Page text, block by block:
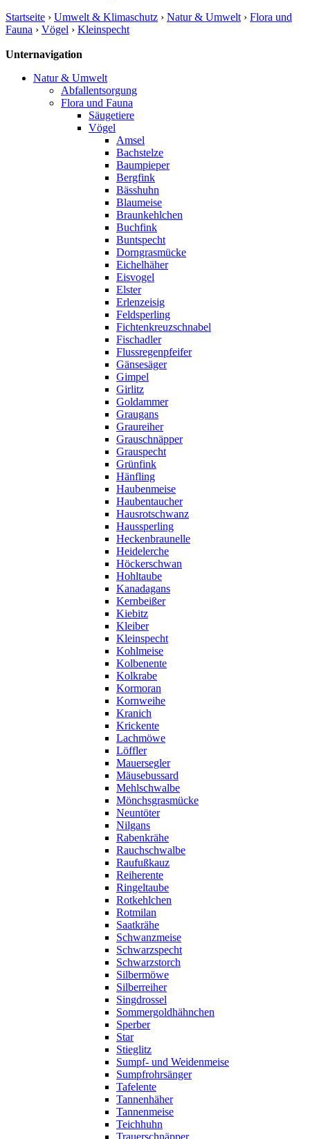
Startseite › Umwelt & Klimaschutz › Natur & Umwelt › Flora und
Fauna › Vögel › Kleinspecht
Unternavigation
Natur & Umwelt
Abfallentsorgung
Flora und Fauna
Säugetiere
Vögel
Amsel
Bachstelze
Baumpieper
Bergfink
Bässhuhn
Blaumeise
Braunkehlchen
Buchfink
Buntspecht
Dorngrasmücke
Eichelhäher
Eisvogel
Elster
Erlenzeisig
Feldsperling
Fichtenkreuzschnabel
Fischadler
Flussregenpfeifer
Gänsesäger
Gimpel
Girlitz
Goldammer
Graugans
Graureiher
Grauschnäpper
Grauspecht
Grünfink
Hänfling
Haubenmeise
Haubentaucher
Hausrotschwanz
Haussperling
Heckenbraunelle
Heidelerche
Höckerschwan
Hohltaube
Kanadagans
Kernbeißer
Kiebitz
Kleiber
Kleinspecht
Kohlmeise
Kolbenente
Kolkrabe
Kormoran
Kornweihe
Kranich
Krickente
Lachmöwe
Löffler
Mauersegler
Mäusebussard
Mehlschwalbe
Mönchsgrasmücke
Neuntöter
Nilgans
Rabenkrähe
Rauchschwalbe
Raufußkauz
Reiherente
Ringeltaube
Rotkehlchen
Rotmilan
Saatkrähe
Schwanzmeise
Schwarzspecht
Schwarzstorch
Silbermöwe
Silberreiher
Singdrossel
Sommergoldhähnchen
Sperber
Star
Stieglitz
Sumpf- und Weidenmeise
Sumpfrohrsänger
Tafelente
Tannenhäher
Tannenmeise
Teichhuhn
Trauerschnäpper